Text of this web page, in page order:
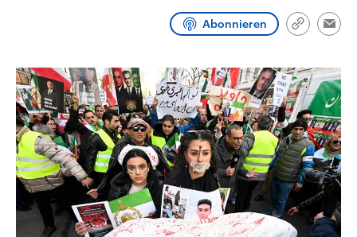
September 2026 einen neuen
Umfragen, Prognosen,
Wahlprogramme, aktuelle Berichte
und Hintergründe zu den Parteien
und Kandidaten der anstehenden
Wahl.
Wirtschaftlich und
gehören die Vereinigten
den mächtigsten Ländern
Sendungen Programm Podcasts
Audio-Archiv
Abonnieren
Link